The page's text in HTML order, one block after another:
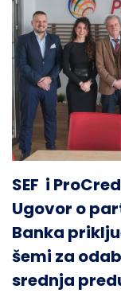
SEF i
Ugovor o
Banka
šemi za
srednja